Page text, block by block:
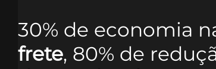
30% de economia
frete, 80% de